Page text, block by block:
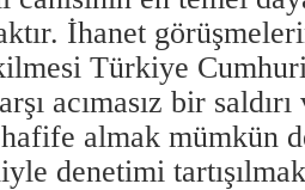
İhanet
Türkiye
acımasız bir
hafife almak mümkün
denetimi